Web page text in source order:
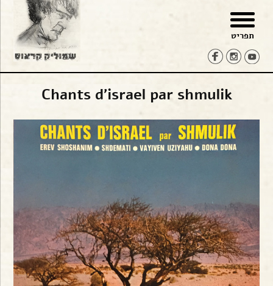
מפת
האתר
עבור
לתוכן
יצירת
קשר
Chants d'israel par shmulik
תפריט